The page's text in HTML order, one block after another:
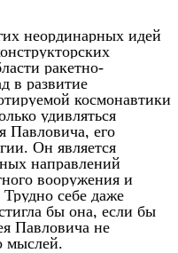
неординарных идей
ракетно-
в развитие
космонавтики
удивляться
Павловича, его
Он является
направлений
вооружения и
себе даже
бы она, если бы
Павловича не
мыслей.